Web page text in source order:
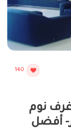
140
غرف نوم
أفضل